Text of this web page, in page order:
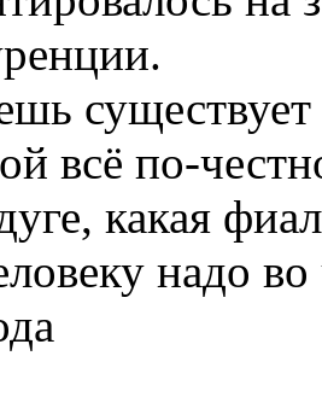
существует
всё по-
какая
надо во